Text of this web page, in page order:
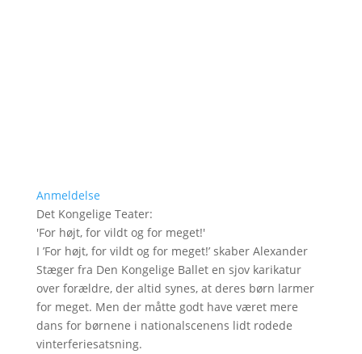
Anmeldelse
Det Kongelige Teater:
'For højt, for vildt og for meget!'
I ’For højt, for vildt og for meget!’ skaber Alexander
Stæger fra Den Kongelige Ballet en sjov karikatur
over forældre, der altid synes, at deres børn larmer
for meget. Men der måtte godt have været mere
dans for børnene i nationalscenens lidt rodede
vinterferiesatsning.